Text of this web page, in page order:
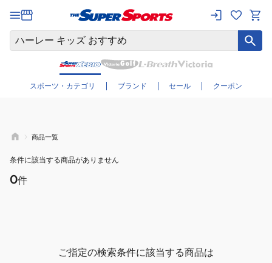
スポーツ・カテゴリ ブランド セール クーポン
さらに絞り込む
商品一覧
条件に該当する商品がありません
0件
ご指定の検索条件に該当する商品は